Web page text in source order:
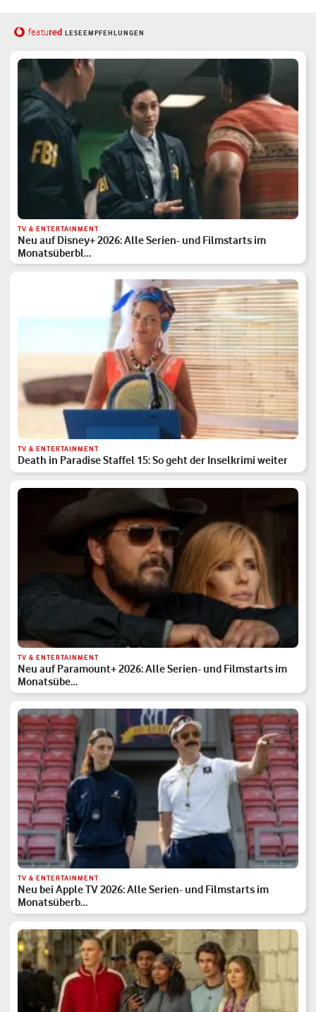
featured LESEEMPFEHLUNGEN
TV & ENTERTAINMENT
Neu auf Disney+ 2026: Alle Serien- und Filmstarts im
Monatsüberbl…
TV & ENTERTAINMENT
Death in Paradise Staffel 15: So geht der Inselkrimi weiter
TV & ENTERTAINMENT
Neu auf Paramount+ 2026: Alle Serien- und Filmstarts im
Monatsübe…
TV & ENTERTAINMENT
Neu bei Apple TV 2026: Alle Serien- und Filmstarts im
Monatsüberb…